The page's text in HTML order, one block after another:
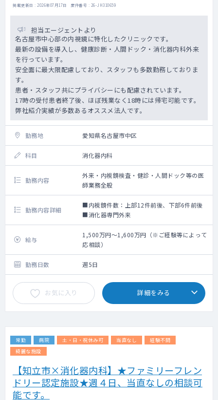
掲載更新日 : 2026年07月17日 案件番号 : 26-JH310659
担当エージェントより
名古屋市中心部の内視鏡に特化したクリニックです。
最新の設備を導入し、健康診断・人間ドック・消化器内科外来
を行っています。
安全面に最大限配慮しており、スタッフも多数勤務しておりま
す。
患者・スタッフ共にプライバシーにも配慮されています。
17時の受付患者終了後、ほぼ残業なく18時には帰宅可能です。
弊社紹介実績が多数あるオススメ法人です。
勤務地 愛知県名古屋市中区
科目 消化器内科
勤務内容
外来・内視鏡検査・健診・人間ドック等の医
師業務全般
勤務内容詳細
■内視鏡件数：上部12件前後、下部6件前後
■消化器専門外来
給与
1,500万円～1,600万円（※ご経験等によって
応相談）
勤務日数 週5日
お気に入り 詳細をみる
常勤 病院 土・日・祝休み可 当直なし
経験不問
綺麗な施設
【知立市×消化器内科】★ファミリーフレン
ドリー認定施設★週４日、当直なしの相談可
能です。